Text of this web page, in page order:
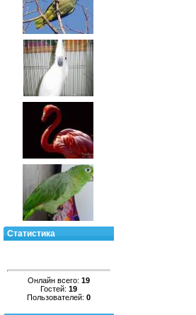
Статистика
Онлайн всего: 19
Гостей: 19
Пользователей: 0